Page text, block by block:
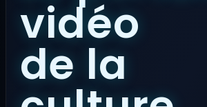
vidéo
de la